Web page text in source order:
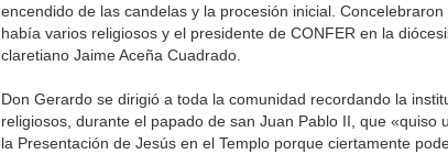
encendido de las candelas y la procesión inicial.
había varios religiosos y el presidente de CONFER en la
claretiano Jaime Aceña Cuadrado.
Don Gerardo se dirigió a toda la comunidad recordando la
religiosos, durante el papado de san Juan Pablo II, que «quiso
la Presentación de Jesús en el Templo porque ciertamente